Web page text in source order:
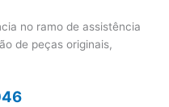
no ramo de assistência
de peças originais,